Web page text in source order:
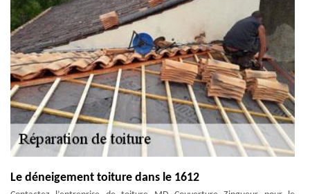
Le déneigement toiture dans le 1612